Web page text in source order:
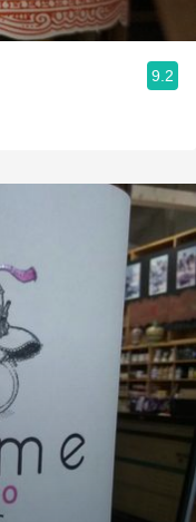
9.2